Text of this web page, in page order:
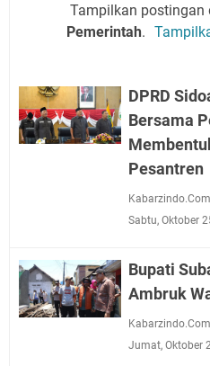
Tampilkan postingan
Pemerintah.
DPRD
Bersama
Pesantren
Sabtu, Oktober
Bupati
Ambruk
Jumat, Oktober